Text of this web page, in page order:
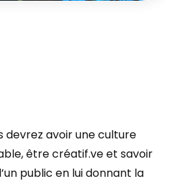
devrez avoir une culture
être créatif.ve et savoir
public en lui donnant la